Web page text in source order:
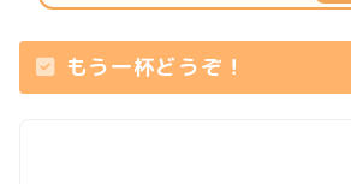
もう一杯どうぞ！